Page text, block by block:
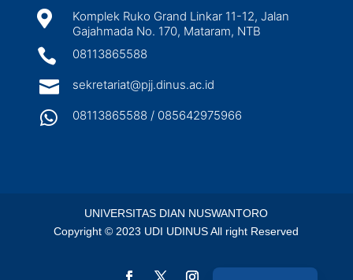

Komplek Ruko Grand Linkar 11-12, Jalan
Gajahmada No. 170, Mataram, NTB
 08113865588
 sekretariat@pjj.dinus.ac.id
 08113865588 / 085642975966
UNIVERSITAS DIAN NUSWANTORO
Copyright © 2023 UDI UDINUS All right Reserved